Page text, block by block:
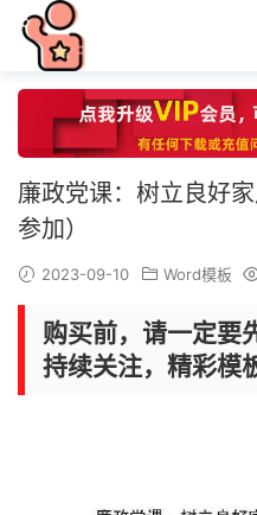
廉政党课：树立良好
参加）
2023-09-10 Word模板
购买前，请一定要
持续关注，精彩模